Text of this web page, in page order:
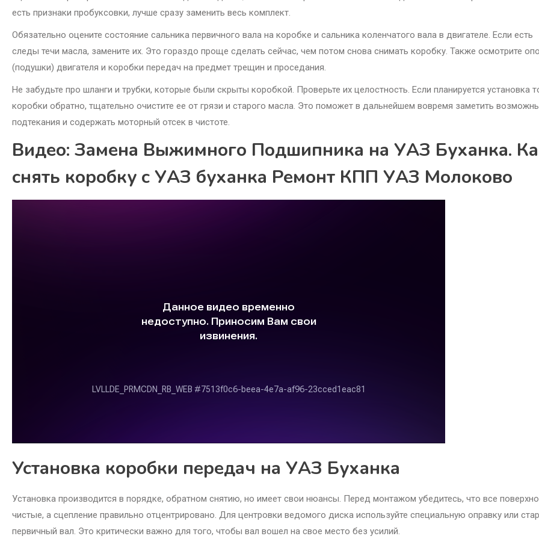
есть признаки пробуксовки, лучше сразу заменить весь комплект.
Обязательно оцените состояние сальника первичного вала на коробке и сальника коленчатого вала в двигателе. Если есть
следы течи масла, замените их. Это гораздо проще сделать сейчас, чем потом снова снимать коробку. Также осмотрите
(подушки) двигателя и коробки передач на предмет трещин и проседания.
Не забудьте про шланги и трубки, которые были скрыты коробкой. Проверьте их целостность. Если планируется установка
коробки обратно, тщательно очистите ее от грязи и старого масла. Это поможет в дальнейшем вовремя заметить
подтекания и содержать моторный отсек в чистоте.
Видео: Замена Выжимного Подшипника на УАЗ Буханка.
снять коробку с УАЗ буханка Ремонт КПП УАЗ Молоково
Установка коробки передач на УАЗ Буханка
Установка производится в порядке, обратном снятию, но имеет свои нюансы. Перед монтажом убедитесь, что все
чистые, а сцепление правильно отцентрировано. Для центровки ведомого диска используйте специальную оправку или
первичный вал. Это критически важно для того, чтобы вал вошел на свое место без усилий.